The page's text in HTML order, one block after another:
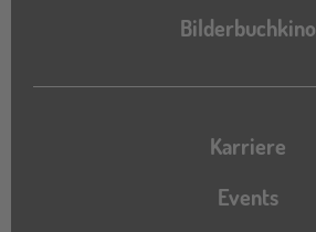
Bilderbuchkino
Karriere
Events